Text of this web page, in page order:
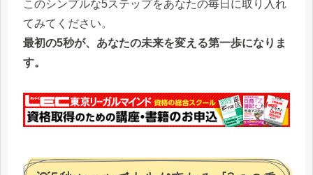
このシンプルな5ステップをあなたの毎日に取り入れ
てみてください。
最初の5秒が、あなたの未来を変える第一歩になりま
す。